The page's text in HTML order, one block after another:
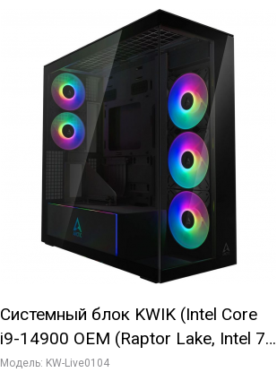
Системный блок KWIK (Intel Core
i9-14900 OEM (Raptor Lake, Intel 7,
C24 16EC/8PC// 64 ГБ ОЗУ (2
Модель: KW-Live0104